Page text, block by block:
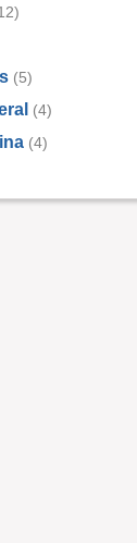
(5)
(4)
(4)